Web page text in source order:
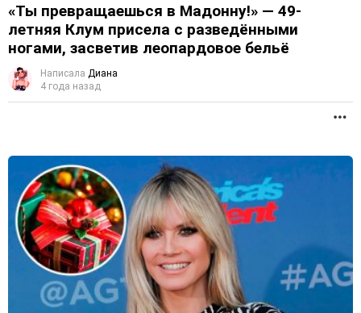
«Ты превращаешься в Мадонну!» — 49-
летняя Клум присела с разведёнными
ногами, засветив леопардовое бельё
Написала Диана
4 года назад